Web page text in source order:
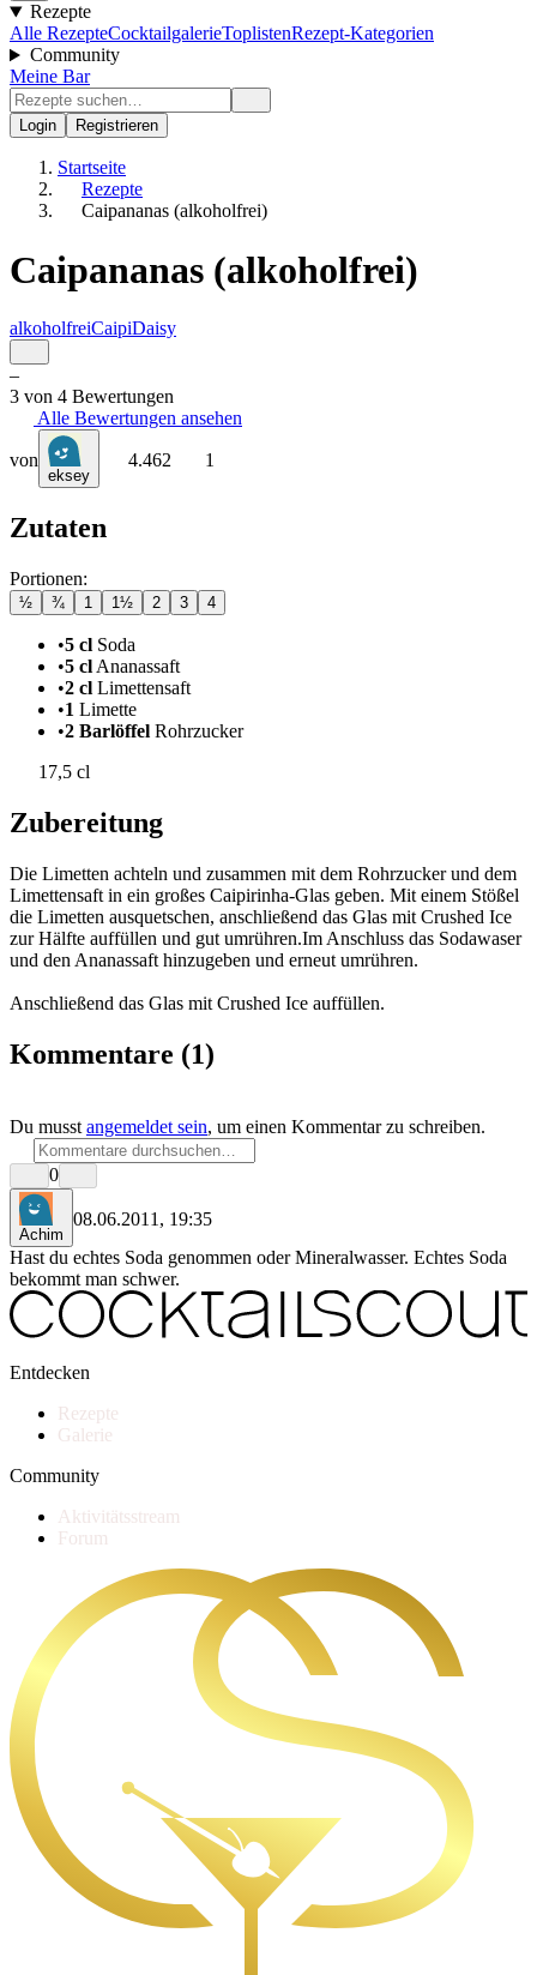
Rezepte
Alle RezepteCocktailgalerieToplistenRezept-Kategorien
Community
Meine Bar
Login Registrieren
Startseite
Rezepte
Caipananas (alkoholfrei)
Caipananas (alkoholfrei)
alkoholfreiCaipiDaisy
–
3 von 4 Bewertungen
Alle Bewertungen ansehen
von
eksey
4.462 1
Zutaten
Portionen:
½ ¾ 1 1½ 2 3 4
•5 cl Soda
•5 cl Ananassaft
•2 cl Limettensaft
•1 Limette
•2 Barlöffel Rohrzucker
17,5 cl
Zubereitung
Die Limetten achteln und zusammen mit dem Rohrzucker und dem
Limettensaft in ein großes Caipirinha-Glas geben. Mit einem Stößel
die Limetten ausquetschen, anschließend das Glas mit Crushed Ice
zur Hälfte auffüllen und gut umrühren.Im Anschluss das Sodawaser
und den Ananassaft hinzugeben und erneut umrühren.
Anschließend das Glas mit Crushed Ice auffüllen.
Kommentare (1)
Du musst angemeldet sein, um einen Kommentar zu schreiben.
0
Achim
08.06.2011, 19:35
Hast du echtes Soda genommen oder Mineralwasser. Echtes Soda
bekommt man schwer.
Entdecken
Rezepte
Galerie
Community
Aktivitätsstream
Forum